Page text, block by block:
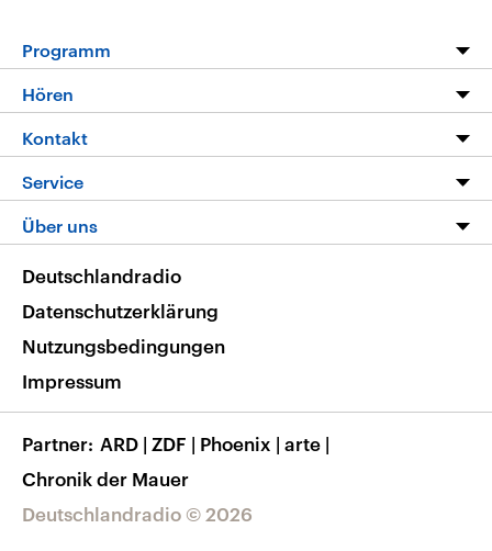
Programm
Programm
Die Nachrichten
Nachrichtenleicht
Neue Beiträge auf dlf.de
Hören
Livestream
Podcasts
Deutschlandfunk App
Nachrichten App
Frequenzen
Kontakt
Hörerservice
Service
FAQ
Veranstaltungen
Musikliste
RSS
Über uns
Barrierefreiheit
Deutschlandradio © 2026
Deutschlandradio
Datenschutzerklärung
Nutzungsbedingungen
Impressum
Partner ARD | ZDF | Phoenix | arte |
Chronik der Mauer